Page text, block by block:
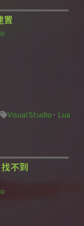
置
VisualStudio
Lua
不到